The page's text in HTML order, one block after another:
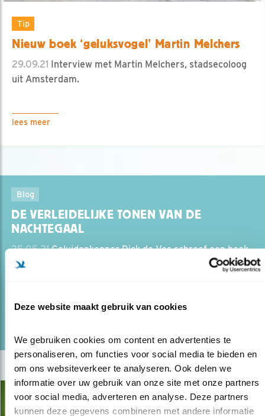
Deze website maakt gebruik van cookies
We gebruiken cookies om content en advertenties te
personaliseren, om functies voor social media te bieden en
om ons websiteverkeer te analyseren. Ook delen we
informatie over uw gebruik van onze site met onze partners
voor social media, adverteren en analyse. Deze partners
kunnen deze gegevens combineren met andere informatie
Tip
Nieuw boek ‘geluksvogel’ Martin Melchers
29.09.21 Interview met Martin Melchers, stadsecoloog
uit Amsterdam.
lees meer
Blog
DE VERLEIDELIJKE TONEN VAN DE
NACHTEGAAL
25.05.21Geluidenkenner Dick de Vos schreef een boek
over de nachtegaal.
lees meer